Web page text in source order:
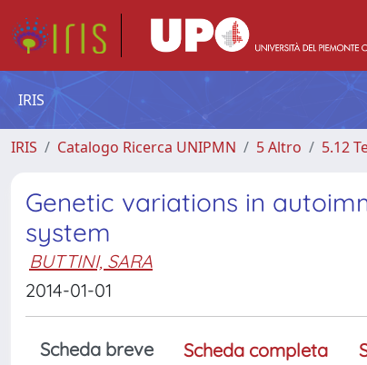
IRIS
IRIS Catalogo Ricerca UNIPMN 5 Altro 5.12
Genetic variations in
system
BUTTINI, SARA
2014-01-01
Scheda breve Scheda completa